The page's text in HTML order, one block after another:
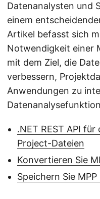
Datenanalysten und
einem
Artikel befasst sich
Notwendigkeit einer
mit dem Ziel, die
verbessern,
Anwendungen zu
.NET REST API
Project-Dateien
Konvertieren Sie
Speichern Sie